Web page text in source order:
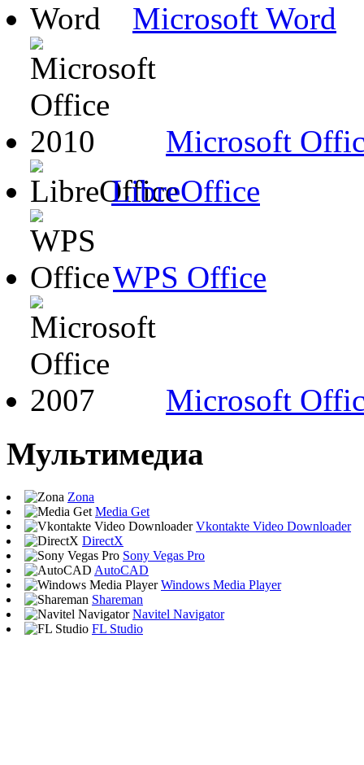
Microsoft Word
Microsoft
LibreOffice
WPS Office
Microsoft
Мультимедиа
Zona
Media Get
Vkontakte Video Downloader
DirectX
Sony Vegas Pro
AutoCAD
Windows Media Player
Shareman
Navitel Navigator
FL Studio